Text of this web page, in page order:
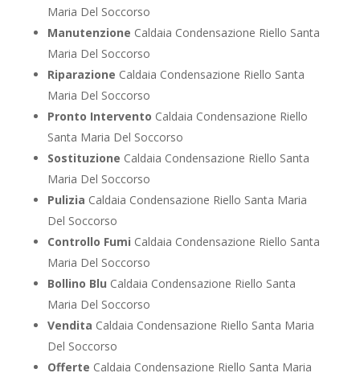
Maria Del Soccorso
Manutenzione Caldaia Condensazione Riello Santa
Maria Del Soccorso
Riparazione Caldaia Condensazione Riello Santa
Maria Del Soccorso
Pronto Intervento Caldaia Condensazione Riello
Santa Maria Del Soccorso
Sostituzione Caldaia Condensazione Riello Santa
Maria Del Soccorso
Pulizia Caldaia Condensazione Riello Santa Maria
Del Soccorso
Controllo Fumi Caldaia Condensazione Riello Santa
Maria Del Soccorso
Bollino Blu Caldaia Condensazione Riello Santa
Maria Del Soccorso
Vendita Caldaia Condensazione Riello Santa Maria
Del Soccorso
Offerte Caldaia Condensazione Riello Santa Maria